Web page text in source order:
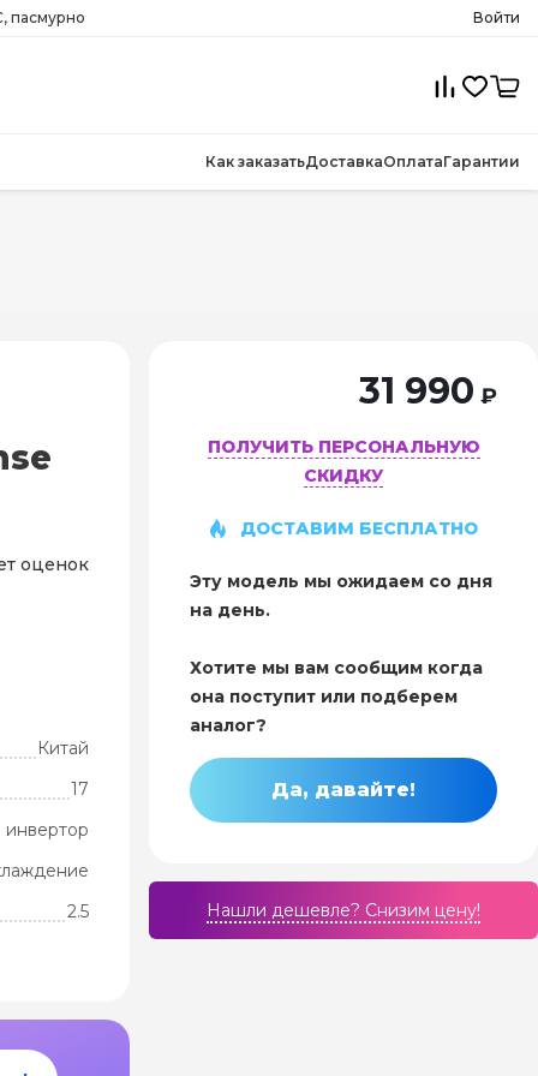
пасмурно Войти
Как заказатьДоставкаОплатаГарантии
оценок
Китай
17
2.5
31 990 ₽
ПОЛУЧИТЬ ПЕРСОНАЛЬНУЮ
СКИДКУ
ДОСТАВИМ БЕСПЛАТНО
Эту модель мы ожидаем со дня
на день.
Хотите мы вам сообщим когда
она поступит или подберем
аналог?
Да, давайте!
Нашли дешевле? Cнизим цену!